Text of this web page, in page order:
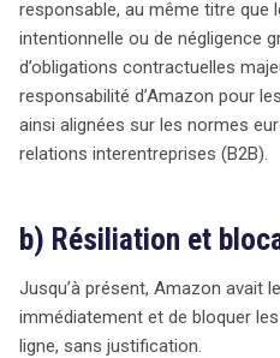
responsable, au même titre que
intentionnelle ou de négligence
d’obligations contractuelles
responsabilité d’Amazon pour
ainsi alignées sur les normes
relations interentreprises (B2B).
b) Résiliation et
Jusqu’à présent, Amazon avait
immédiatement et de bloquer
ligne, sans justification.